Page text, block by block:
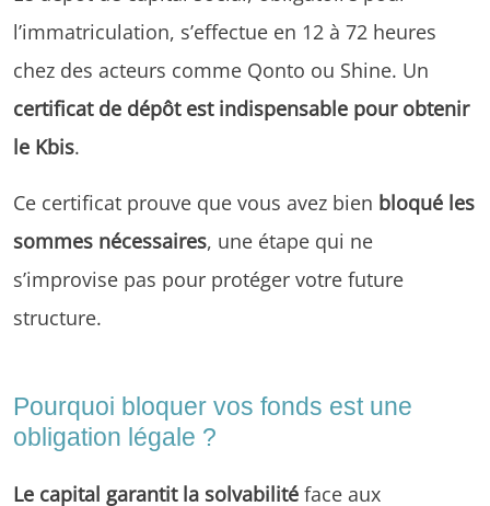
l’immatriculation, s’effectue en 12 à 72 heures
chez des acteurs comme Qonto ou Shine. Un
certificat de dépôt est indispensable pour obtenir
le Kbis.
Ce certificat prouve que vous avez bien bloqué les
sommes nécessaires, une étape qui ne
s’improvise pas pour protéger votre future
structure.
Pourquoi bloquer vos fonds est une
obligation légale ?
Le capital garantit la solvabilité face aux